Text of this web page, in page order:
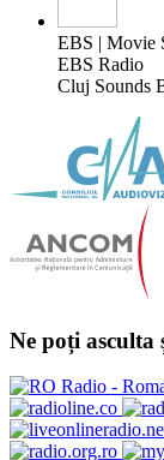
EBS | Movie
EBS Radio
Cluj Sounds
Ne poți asculta